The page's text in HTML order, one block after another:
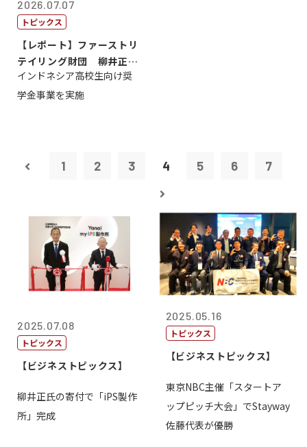
2026.07.07
トピックス
【レポート】ファーストリ
テイリング財団 柳井正
理事長
インドネシア高校生向け奨
学金事業を実施
1 2 3 4 5 6 7
2025.07.08
トピックス
【ビジネストピックス】
柳井正氏の寄付で「iPS製作
所」完成
2025.05.16
トピックス
【ビジネストピックス】
東京NBC主催「スタートア
ップピッチ大会」でStayway
佐藤代表が優勝